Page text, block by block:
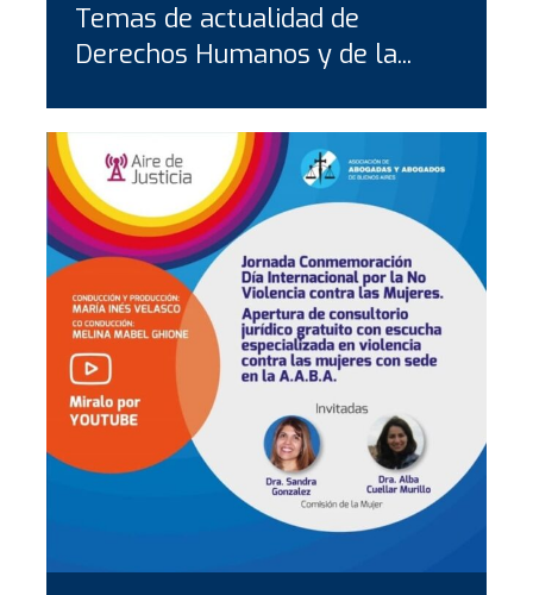
Temas de actualidad de
Derechos Humanos y de la...